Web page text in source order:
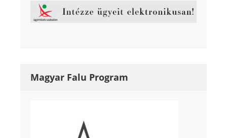
Magyar Falu Program